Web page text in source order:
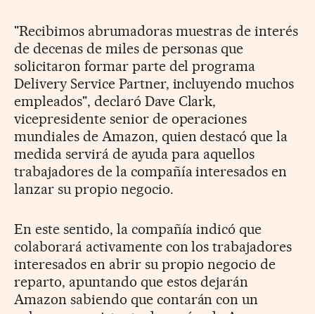
"Recibimos abrumadoras muestras de interés
de decenas de miles de personas que
solicitaron formar parte del programa
Delivery Service Partner, incluyendo muchos
empleados", declaró Dave Clark,
vicepresidente senior de operaciones
mundiales de Amazon, quien destacó que la
medida servirá de ayuda para aquellos
trabajadores de la compañía interesados en
lanzar su propio negocio.
En este sentido, la compañía indicó que
colaborará activamente con los trabajadores
interesados en abrir su propio negocio de
reparto, apuntando que estos dejarán
Amazon sabiendo que contarán con un